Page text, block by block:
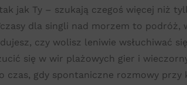
jak Ty – szukają czegoś więcej niż
dla singli nad morzem to podróż,
czy wolisz leniwie wsłuchiwać
się w wir plażowych gier i
czas, gdy spontaniczne rozmowy przy